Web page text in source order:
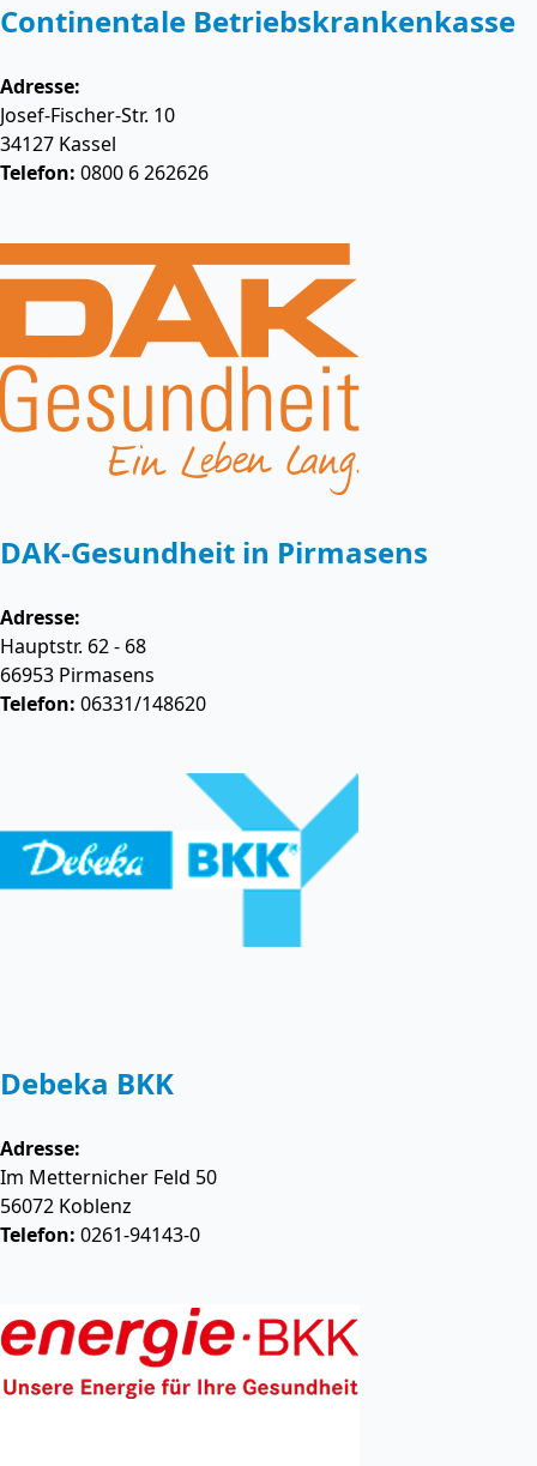
Continentale Betriebskrankenkasse
Adresse:
Josef-Fischer-Str. 10
34127 Kassel
Telefon: 0800 6 262626
DAK-Gesundheit in Pirmasens
Adresse:
Hauptstr. 62 - 68
66953 Pirmasens
Telefon: 06331/148620
Debeka BKK
Adresse:
Im Metternicher Feld 50
56072 Koblenz
Telefon: 0261-94143-0